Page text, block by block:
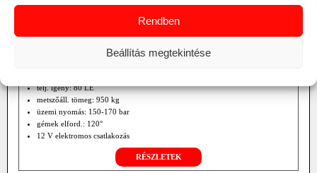
Rendben
Beállítás megtekintése
telj. igény: 80 LE
metszőáll. tömeg: 950 kg
üzemi nyomás: 150-170 bar
gémek elford.: 120°
12 V elektromos csatlakozás
RÉSZLETEK